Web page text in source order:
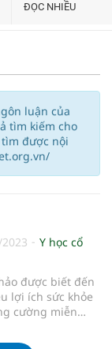
ĐỌC NHIỀU
luận của
tìm kiếm cho
được nội
Y học cổ
được biết đến
lợi ích sức khỏe
cường miễn